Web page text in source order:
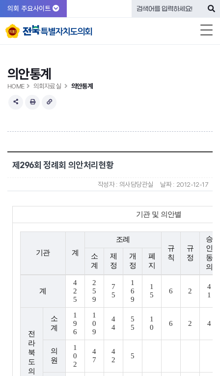
의회 주요사이트
의안통계
HOME 의회자료실 의안통계
제296회 정례회 의안처리현황
작성자 : 의사담당관실 날짜 : 2012-12-17
기관 및 의안별
기관 계
조례
규
칙
규
정
승
인
동
의
소
계
제
정
개
정
폐
지
계
4
2
5
2
5
9
7
5
1
6
9
1
5
6 2
4
1
전
라
북
도
의
소
계
1
9
6
1
0
9
4
4
5
5
1
0
6 2 4
의
원
1
0
2
4
7
4
2
5